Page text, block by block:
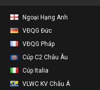
Ngoại Hạng Anh
VĐQG Đức
VĐQG Pháp
Cúp C2 Châu Âu
Cúp Italia
VLWC KV Châu Á